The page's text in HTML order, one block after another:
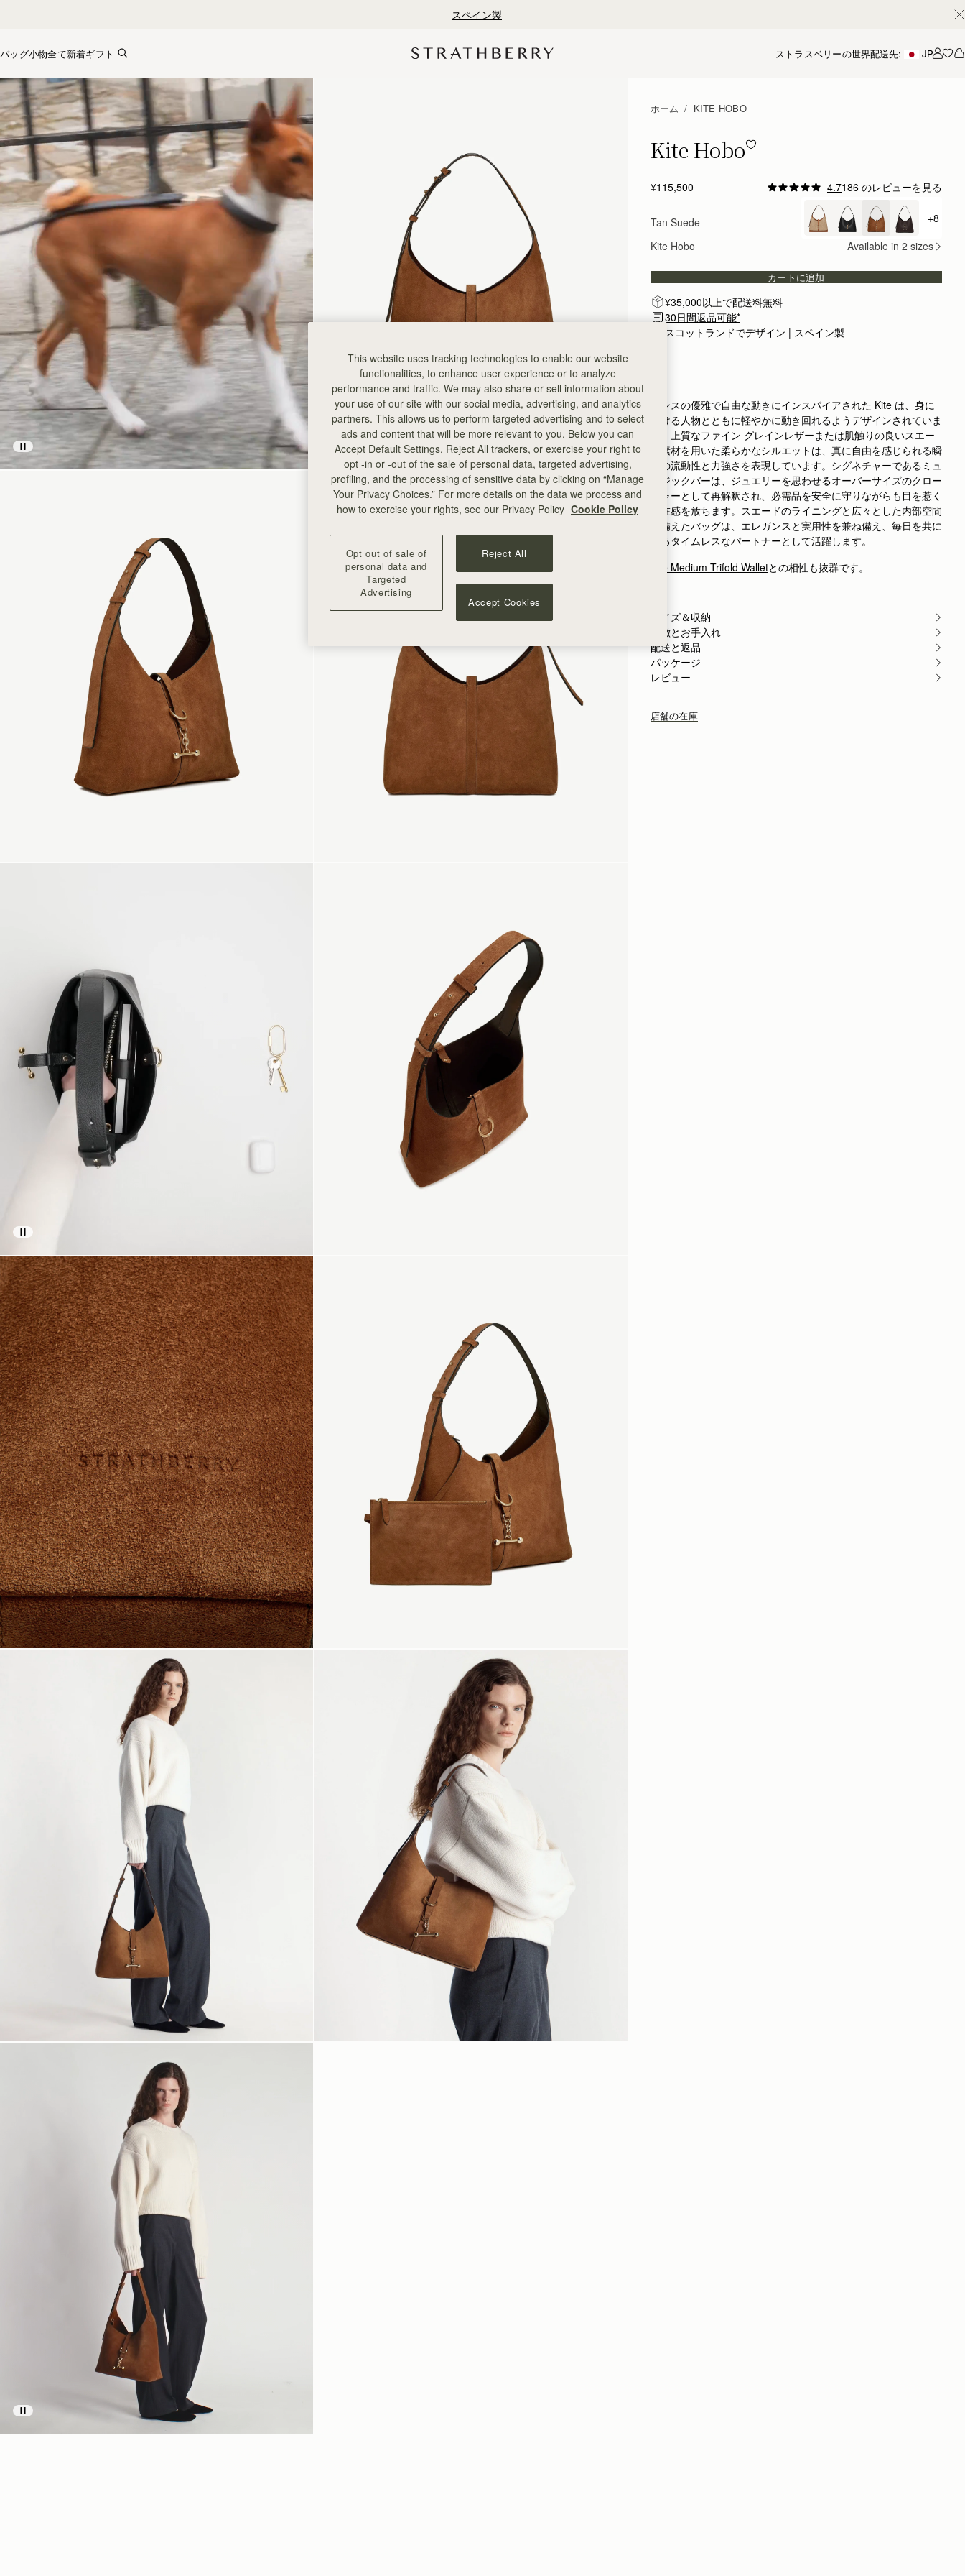
スペイン製
バッグ小物全て新着ギフト ストラスベリーの世界配送先: JP アカ
ホーム KITE HOBO
Kite Hobo - Tan Suede
Kite Hobo
¥115,500 4.7186 のレビューを見る
One of my favourite bags.
One of my favourite bags. I always receive
Lovely bag, great craftsmanship, very quiet luxury.
Rating:5
Love this bsg
Rating:
Author: Stephanie K.
I absolutely love this bag. It’s the perfect every day
Rating:5
Author:
Jill W.
Love this bag, fashion meets
Love this bag, fashion meets function! Can put a lot in
Rating:5
Author:Gary B.
Good online service with very
Good online service with very prompt delivery.
Rating:5
Author:Joel W.
Beautiful bag. Wife loves it.
Beautiful bag. Wife loves it.
Author:basima a.
This bag is absolutely gorgeous with high quality
Tan Suede +
+8
Kite Hobo
Available in 2 sizes
カートに追加
¥35,000以上で配送料無料
30日間返品可能*
スコットランドでデザイン | スペイン製
ダンスの優雅で自由な動きにインスパイアされた Kite は、身に
つける人物とともに軽やかに動き回れるようデザインされていま
す。上質なファイン グレインレザーまたは肌触りの良いスエー
ド素材を用いた柔らかなシルエットは、真に自由を感じられる瞬
間の流動性と力強さを表現しています。シグネチャーであるミュ
ージックバーは、ジュエリーを思わせるオーバーサイズのクロー
ジャーとして再解釈され、必需品を安全に守りながらも目を惹く
存在感を放ちます。スエードのライニングと広々とした内部空間
を備えたバッグは、エレガンスと実用性を兼ね備え、毎日を共に
するタイムレスなパートナーとして活躍します。
Kite Medium Trifold Walletとの相性も抜群です。
サイズ＆収納
特徴とお手入れ
配送と返品
パッケージ
レビュー
店舗の在庫
This website uses tracking technologies to enable our website
functionalities, to enhance user experience or to analyze
performance and traffic. We may also share or sell information about
your use of our site with our social media, advertising, and analytics
partners. This allows us to perform targeted advertising and to select
ads and content that will be more relevant to you. Below you can
Accept Default Settings, Reject All trackers, or exercise your right to
opt -in or -out of the sale of personal data, targeted advertising,
profiling, and the processing of sensitive data by clicking on “Manage
Your Privacy Choices.” For more details on the data we process and
how to exercise your rights, see our Privacy Policy Cookie Policy
Opt out of sale of
personal data and
Targeted
Advertising
Reject All
Accept Cookies